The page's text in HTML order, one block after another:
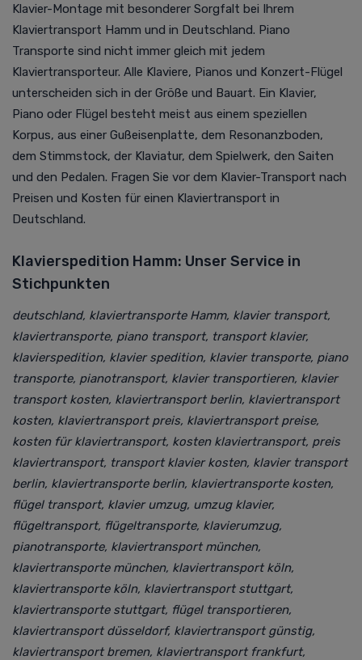
Klavier-Montage mit besonderer Sorgfalt bei Ihrem
Klaviertransport Hamm und in Deutschland. Piano
Transporte sind nicht immer gleich mit jedem
Klaviertransporteur. Alle Klaviere, Pianos und Konzert-Flügel
unterscheiden sich in der Größe und Bauart. Ein Klavier,
Piano oder Flügel besteht meist aus einem speziellen
Korpus, aus einer Gußeisenplatte, dem Resonanzboden,
dem Stimmstock, der Klaviatur, dem Spielwerk, den Saiten
und den Pedalen. Fragen Sie vor dem Klavier-Transport nach
Preisen und Kosten für einen Klaviertransport in
Deutschland.
Klavierspedition Hamm: Unser Service in
Stichpunkten
deutschland, klaviertransporte Hamm, klavier transport,
klaviertransporte, piano transport, transport klavier,
klavierspedition, klavier spedition, klavier transporte, piano
transporte, pianotransport, klavier transportieren, klavier
transport kosten, klaviertransport berlin, klaviertransport
kosten, klaviertransport preis, klaviertransport preise,
kosten für klaviertransport, kosten klaviertransport, preis
klaviertransport, transport klavier kosten, klavier transport
berlin, klaviertransporte berlin, klaviertransporte kosten,
flügel transport, klavier umzug, umzug klavier,
flügeltransport, flügeltransporte, klavierumzug,
pianotransporte, klaviertransport münchen,
klaviertransporte münchen, klaviertransport köln,
klaviertransporte köln, klaviertransport stuttgart,
klaviertransporte stuttgart, flügel transportieren,
klaviertransport düsseldorf, klaviertransport günstig,
klaviertransport bremen, klaviertransport frankfurt,